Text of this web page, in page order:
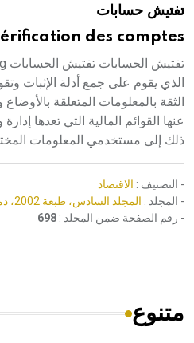
هيئة الموسوعة العربية تطلقتفتيش حسابات
des comptes
الذي يقوم على جمع أدلة الإثبات
الثقة بالمعلومات المتعلقة بالأوضاع
عنها القوائم المالية التي تعدها
ذلك إلى مستخدمي المعلومات
- التصنيف : الاقتصاد
- المجلد : المجلد السادس، طبعة 2002، دمشق
- رقم الصفحة ضمن المجلد : 698
متنوع